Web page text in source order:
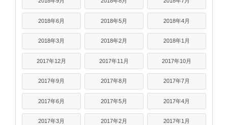
2018年6月 2018年5月 2018年4月
2018年3月 2018年2月 2018年1月
2017年12月 2017年11月 2017年10月
2017年9月 2017年8月 2017年7月
2017年6月 2017年5月 2017年4月
2017年3月 2017年2月 2017年1月